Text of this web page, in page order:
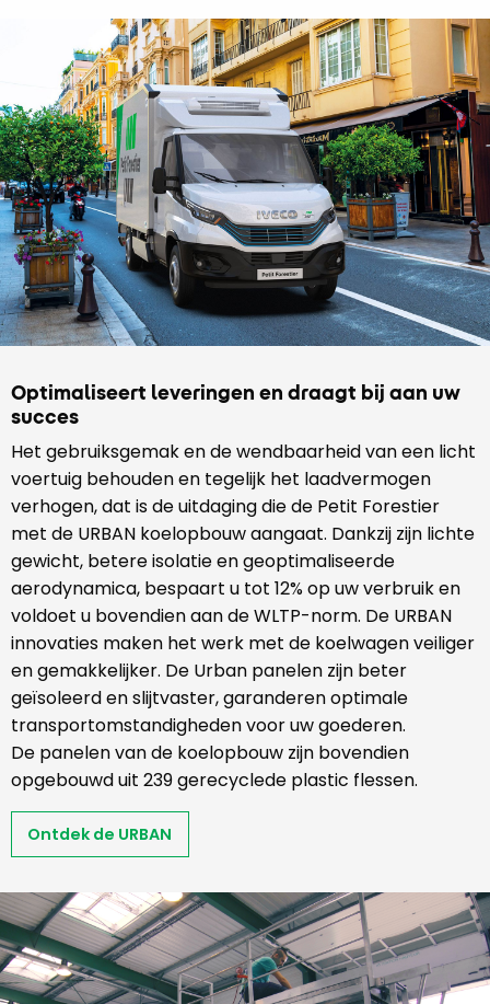
Optimaliseert leveringen en draagt bij aan uw
succes
Het gebruiksgemak en de wendbaarheid van een licht
voertuig behouden en tegelijk het laadvermogen
verhogen, dat is de uitdaging die de Petit Forestier
met de URBAN koelopbouw aangaat. Dankzij zijn lichte
gewicht, betere isolatie en geoptimaliseerde
aerodynamica, bespaart u tot 12% op uw verbruik en
voldoet u bovendien aan de WLTP-norm. De URBAN
innovaties maken het werk met de koelwagen veiliger
en gemakkelijker. De Urban panelen zijn beter
geïsoleerd en slijtvaster, garanderen optimale
transportomstandigheden voor uw goederen.
De panelen van de koelopbouw zijn bovendien
opgebouwd uit 239 gerecyclede plastic flessen.
Ontdek de URBAN